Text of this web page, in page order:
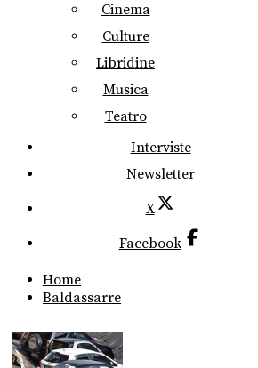
Cinema
Culture
Libridine
Musica
Teatro
Interviste
Newsletter
X
Facebook
Home
Baldassarre